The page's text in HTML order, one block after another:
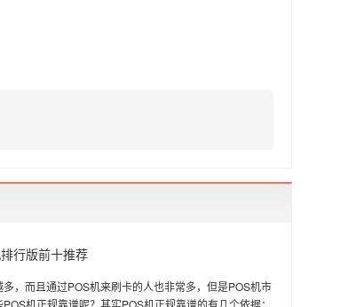
行版前十推荐
，而且通过POS机来刷卡的人也非常多，但是POS机市
机正规靠谱呢？其实POS机正规靠谱的有几个依据：